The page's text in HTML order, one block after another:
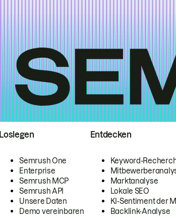
Loslegen
Semrush One
Enterprise
Semrush MCP
Semrush API
Unsere Daten
Demo vereinbaren
Entdecken
Keyword-
Marktanalyse
Lokale SEO
KI-Sentiment der
Backlink-Analyse